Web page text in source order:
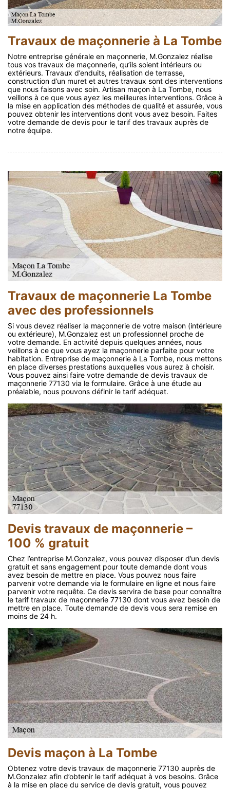
Travaux de maçonnerie à La Tombe
Notre entreprise générale en maçonnerie, M.Gonzalez réalise
tous vos travaux de maçonnerie, qu’ils soient intérieurs ou
extérieurs. Travaux d’enduits, réalisation de terrasse,
construction d’un muret et autres travaux sont des interventions
que nous faisons avec soin. Artisan maçon à La Tombe, nous
veillons à ce que vous ayez les meilleures interventions. Grâce à
la mise en application des méthodes de qualité et assurée, vous
pouvez obtenir les interventions dont vous avez besoin. Faites
votre demande de devis pour le tarif des travaux auprès de
notre équipe.
Travaux de maçonnerie La Tombe
avec des professionnels
Si vous devez réaliser la maçonnerie de votre maison (intérieure
ou extérieure), M.Gonzalez est un professionnel proche de
votre demande. En activité depuis quelques années, nous
veillons à ce que vous ayez la maçonnerie parfaite pour votre
habitation. Entreprise de maçonnerie à La Tombe, nous mettons
en place diverses prestations auxquelles vous aurez à choisir.
Vous pouvez ainsi faire votre demande de devis travaux de
maçonnerie 77130 via le formulaire. Grâce à une étude au
préalable, nous pouvons définir le tarif adéquat.
Devis travaux de maçonnerie –
100 % gratuit
Chez l’entreprise M.Gonzalez, vous pouvez disposer d’un devis
gratuit et sans engagement pour toute demande dont vous
avez besoin de mettre en place. Vous pouvez nous faire
parvenir votre demande via le formulaire en ligne et nous faire
parvenir votre requête. Ce devis servira de base pour connaître
le tarif travaux de maçonnerie 77130 dont vous avez besoin de
mettre en place. Toute demande de devis vous sera remise en
moins de 24 h.
Devis maçon à La Tombe
Obtenez votre devis travaux de maçonnerie 77130 auprès de
M.Gonzalez afin d’obtenir le tarif adéquat à vos besoins. Grâce
à la mise en place du service de devis gratuit, vous pouvez